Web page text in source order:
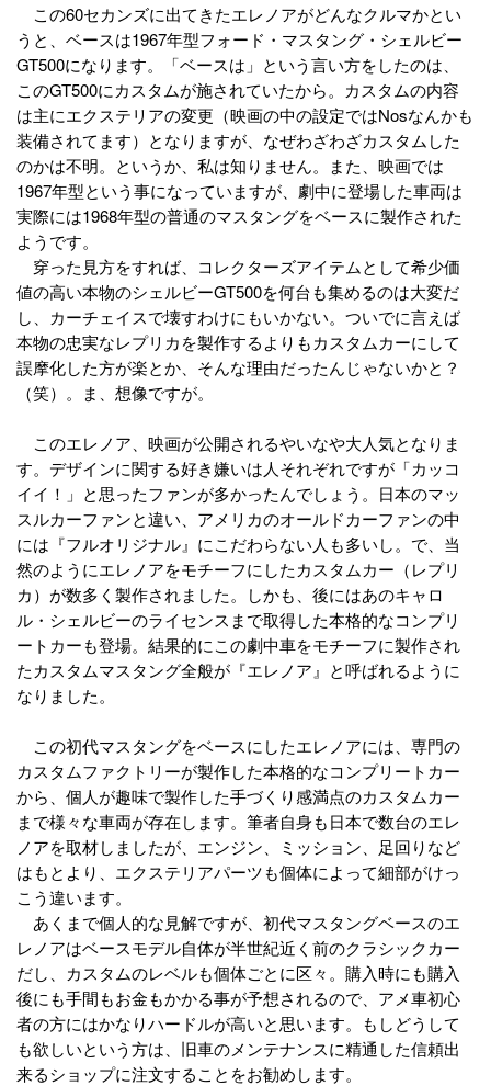
この60セカンズに出てきたエレノアがどんなクルマかとい
うと、ベースは1967年型フォード・マスタング・シェルビー
GT500になります。「ベースは」という言い方をしたのは、
このGT500にカスタムが施されていたから。カスタムの内容
は主にエクステリアの変更（映画の中の設定ではNosなんかも
装備されてます）となりますが、なぜわざわざカスタムした
のかは不明。というか、私は知りません。また、映画では
1967年型という事になっていますが、劇中に登場した車両は
実際には1968年型の普通のマスタングをベースに製作された
ようです。
穿った見方をすれば、コレクターズアイテムとして希少価
値の高い本物のシェルビーGT500を何台も集めるのは大変だ
し、カーチェイスで壊すわけにもいかない。ついでに言えば
本物の忠実なレプリカを製作するよりもカスタムカーにして
誤摩化した方が楽とか、そんな理由だったんじゃないかと？
（笑）。ま、想像ですが。
このエレノア、映画が公開されるやいなや大人気となりま
す。デザインに関する好き嫌いは人それぞれですが「カッコ
イイ！」と思ったファンが多かったんでしょう。日本のマッ
スルカーファンと違い、アメリカのオールドカーファンの中
には『フルオリジナル』にこだわらない人も多いし。で、当
然のようにエレノアをモチーフにしたカスタムカー（レプリ
カ）が数多く製作されました。しかも、後にはあのキャロ
ル・シェルビーのライセンスまで取得した本格的なコンプリ
ートカーも登場。結果的にこの劇中車をモチーフに製作され
たカスタムマスタング全般が『エレノア』と呼ばれるように
なりました。
この初代マスタングをベースにしたエレノアには、専門の
カスタムファクトリーが製作した本格的なコンプリートカー
から、個人が趣味で製作した手づくり感満点のカスタムカー
まで様々な車両が存在します。筆者自身も日本で数台のエレ
ノアを取材しましたが、エンジン、ミッション、足回りなど
はもとより、エクステリアパーツも個体によって細部がけっ
こう違います。
あくまで個人的な見解ですが、初代マスタングベースのエ
レノアはベースモデル自体が半世紀近く前のクラシックカー
だし、カスタムのレベルも個体ごとに区々。購入時にも購入
後にも手間もお金もかかる事が予想されるので、アメ車初心
者の方にはかなりハードルが高いと思います。もしどうして
も欲しいという方は、旧車のメンテナンスに精通した信頼出
来るショップに注文することをお勧めします。